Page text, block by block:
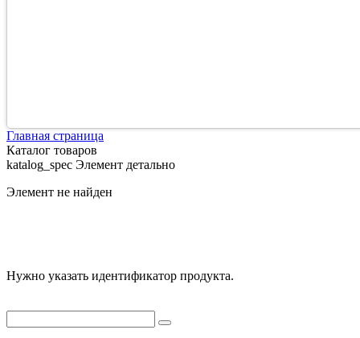
Главная страница
Каталог товаров
katalog_spec Элемент детально
Элемент не найден
Нужно указать идентификатор продукта.